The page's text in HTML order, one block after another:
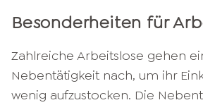
Besonderheiten für
Zahlreiche Arbeitslose gehen
Nebentätigkeit nach, um ihr
wenig aufzustocken. Die